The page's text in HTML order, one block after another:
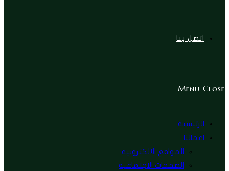
اتصل بنا
Menu Close
الرئيسية
اعمالنا
المواقع الالكترونية
الصفحات الاجتماعية